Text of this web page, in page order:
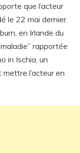
que l’acteur
le 22 mai dernier.
en Irlande du
rapportée
in Ischia, un
l’acteur en